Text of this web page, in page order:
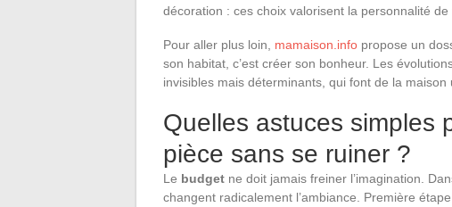
décoration : ces choix valorisent la personnalité de
Pour aller plus loin, mamaison.info propose un
son habitat, c’est créer son bonheur. Les
invisibles mais déterminants, qui font de la maison
Quelles astuces simples
pièce sans se ruiner ?
Le budget ne doit jamais freiner l’imagination.
changent radicalement l’ambiance. Première